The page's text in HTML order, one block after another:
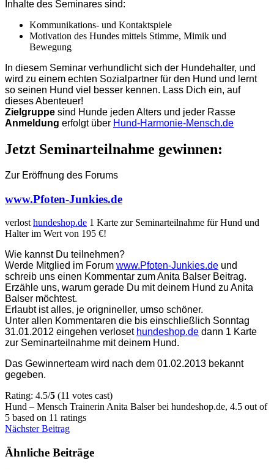
Inhalte des Seminares sind:
Kommunikations- und Kontaktspiele
Motivation des Hundes mittels Stimme, Mimik und
Bewegung
In diesem Seminar verhundlicht sich der Hundehalter, und
wird zu einem echten Sozialpartner für den Hund und lernt
so seinen Hund viel besser kennen. Lass Dich ein, auf
dieses Abenteuer!
Zielgruppe sind Hunde jeden Alters und jeder Rasse
Anmeldung erfolgt über Hund-Harmonie-Mensch.de
Jetzt Seminarteilnahme gewinnen:
Zur Eröffnung des Forums
www.Pfoten-Junkies.de
verlost hundeshop.de 1 Karte zur Seminarteilnahme für Hund und
Halter im Wert von 195 €!
Wie kannst Du teilnehmen?
Werde Mitglied im Forum www.Pfoten-Junkies.de und
schreib uns einen Kommentar zum Anita Balser Beitrag.
Erzähle uns, warum gerade Du mit deinem Hund zu Anita
Balser möchtest.
Erlaubt ist alles, je orignineller, umso schöner.
Unter allen Kommentaren die bis einschließlich Sonntag
31.01.2012 eingehen verloset hundeshop.de dann 1 Karte
zur Seminarteilnahme mit deinem Hund.
Das Gewinnerteam wird nach dem 01.02.2013 bekannt
gegeben.
Rating: 4.5/5 (11 votes cast)
Hund – Mensch Trainerin Anita Balser bei hundeshop.de, 4.5 out of
5 based on 11 ratings
Nächster Beitrag
Ähnliche Beiträge